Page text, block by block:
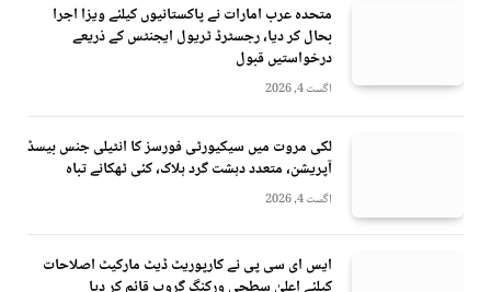
متحدہ عرب امارات نے پاکستانیوں کیلئے ویزا اجرا
بحال کر دیا، رجسٹرڈ ٹریول ایجنٹس کے ذریعے
درخواستیں قبول
اگست 4, 2026
لکی مروت میں سیکیورٹی فورسز کا انٹیلی جنس بیسڈ
آپریشن، متعدد دہشت گرد ہلاک، کئی ٹھکانے تباہ
اگست 4, 2026
ایس ای سی پی نے کارپوریٹ ڈیٹ مارکیٹ اصلاحات